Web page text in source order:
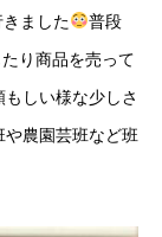
ました 普段
り商品を売って
もしい様な少しさ
や農園芸班など班